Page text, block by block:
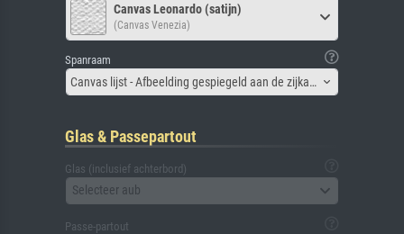
Canvas Leonardo (satijn)
(Canvas Venezia)
Spanraam
Canvas lijst - Afbeelding gespiegeld aan de zijkant
Glas & Passepartout
Glas (inclusief achterbord)
Selecteer aub
Passe-partout